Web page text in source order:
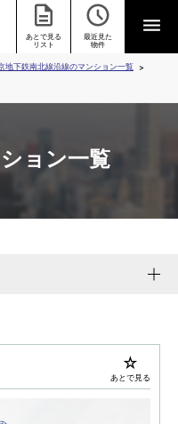
あとで見る
リスト
最近見た
物件
地下鉄南北線沿線のマンション一覧
ョン一覧
あとで見る